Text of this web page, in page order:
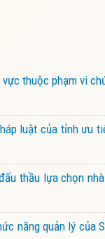
thuộc phạm vi
luật của tỉnh ưu
thầu lựa chọn
năng quản lý của